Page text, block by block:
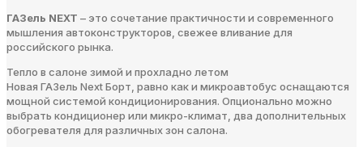
ГАЗель NEXT – это сочетание практичности и современного
мышления автоконструкторов, свежее вливание для
российского рынка.
Тепло в салоне зимой и прохладно летом
Новая ГАЗель Next Борт, равно как и микроавтобус оснащаются
мощной системой кондиционирования. Опционально можно
выбрать кондиционер или микро-климат, два дополнительных
обогревателя для различных зон салона.